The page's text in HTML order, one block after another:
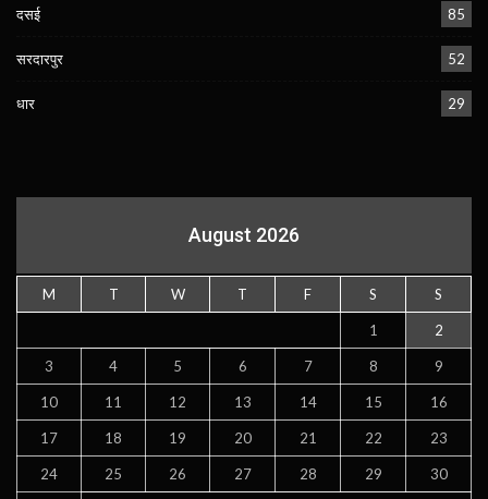
दसई 85
सरदारपुर 52
धार 29
August 2026
M T W T F S S
1 2
3 4 5 6 7 8 9
10 11 12 13 14 15 16
17 18 19 20 21 22 23
24 25 26 27 28 29 30